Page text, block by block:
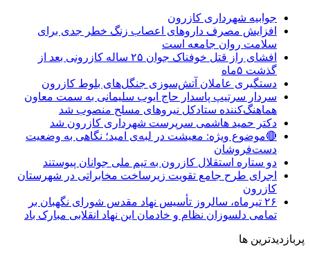
جوابیه شهرداری کازرون
افزایش مصرف داروهای اعصاب زنگ خطر جدی برای
سلامت روان جامعه است
افشای راز قتل خوفناک جوان ۲۵ ساله کازرونی بعد از
گذشت ۵ماه
دستگیری عاملان آتش‌سوزی جنگل‌های بلوط کازرون
سردار سرتیپ پاسدار حاج ایوب سلیمانی به سمت معاون
هماهنگ‌کننده ستادکل نیروهای مسلح منصوب شد
دکتر حمید هاشمی سرپرست شهرداری کازرون شد
🔴موضوع ویژه: معیشت در لبه‌ی امید؛ نگاهی به وضعیت
دست‌فروشان
دو ستاره استقلال کازرون به تیم ملی جوانان پیوستند
اجرای طرح جامع تقویت زیرساخت مخابراتی در شهرستان
کازرون
۲۶ تیرماه، سالروز تأسیس نهاد مقدس شورای نگهبان بر
تمامی دلسوزان نظام و خادمان این نهاد انقلابی مبارک باد
پربازدیدترین ها